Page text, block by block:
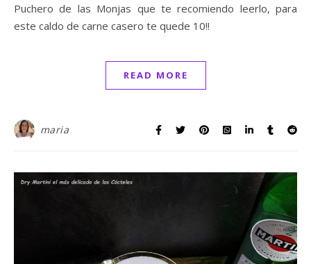
Puchero de las Monjas que te recomiendo leerlo, para
este caldo de carne casero te quede 10!!
READ MORE
maria